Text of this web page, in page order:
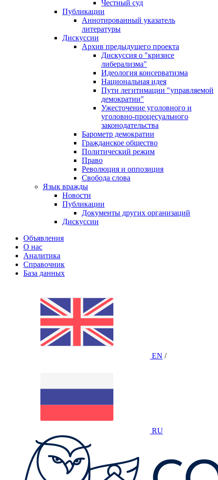
Честный суд
Публикации
Аннотированный указатель
литературы
Дискуссии
Архив предыдущего проекта
Дискуссия о "кризисе
либерализма"
Идеология консерватизма
Национальная идея
Пути легитимации "управляемой
демократии"
Ужесточение уголовного и
уголовно-процесуального
законодательства
Барометр демократии
Гражданское общество
Политический режим
Право
Революция и оппозиция
Свобода слова
Язык вражды
Новости
Публикации
Документы других организаций
Дискуссии
Объявления
О нас
Аналитика
Справочник
База данных
EN /
RU